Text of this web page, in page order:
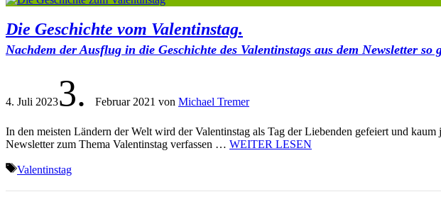
Die Geschichte vom Valentinstag.
Nachdem der Ausflug in die Geschichte des Valentinstags aus dem Newsletter
4. Juli 20233. Februar 2021 von Michael Tremer
In den meisten Ländern der Welt wird der Valentinstag als Tag der Liebenden gefeiert und
Newsletter zum Thema Valentinstag verfassen … WEITER LESEN
Schlagwörter
Valentinstag